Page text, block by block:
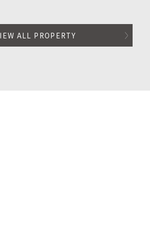
ALL PROPERTY